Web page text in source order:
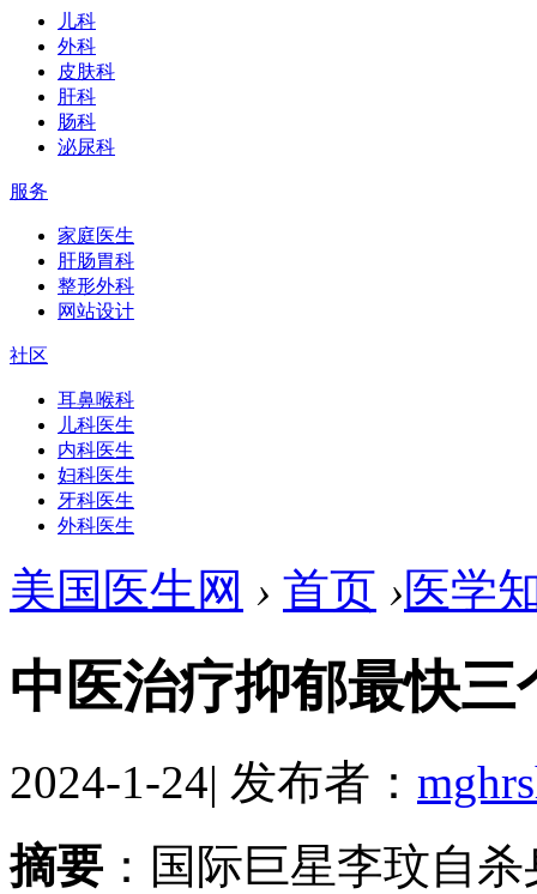
儿科
外科
皮肤科
肝科
肠科
泌尿科
服务
家庭医生
肝肠胃科
整形外科
网站设计
社区
耳鼻喉科
儿科医生
内科医生
妇科医生
牙科医生
外科医生
美国医生网 › 首页 ›医学
中医治疗抑郁最快
2024-1-24| 发布者：
摘要 ：国际巨星李玟自